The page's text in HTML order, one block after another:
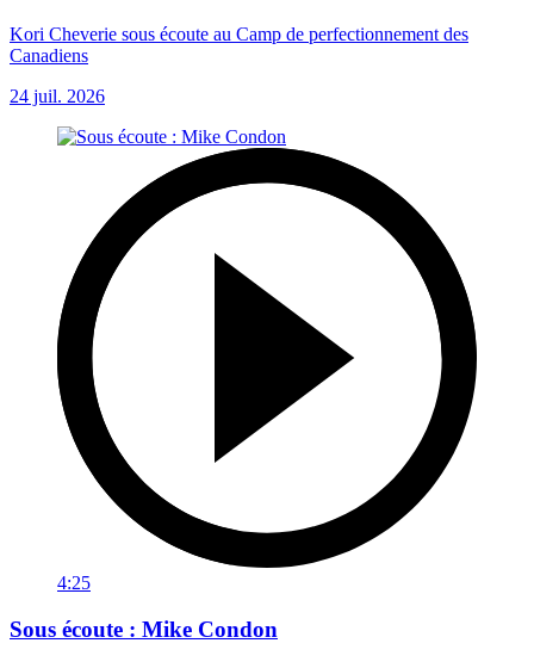
Kori Cheverie sous écoute au Camp de perfectionnement des
Canadiens
24 juil. 2026
4:25
Sous écoute : Mike Condon